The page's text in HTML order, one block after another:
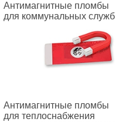
Антимагнитные пломбы
для коммунальных служб
Антимагнитные пломбы
для теплоснабжения